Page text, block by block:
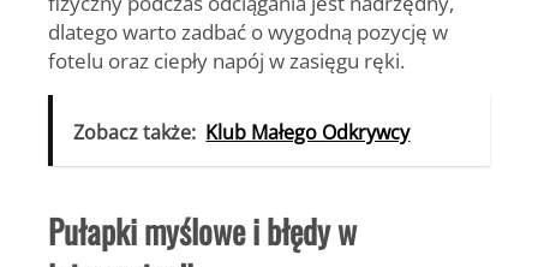
dlatego warto zadbać o wygodną pozycję w
fotelu oraz ciepły napój w zasięgu ręki.
Zobacz także: Klub Małego Odkrywcy
Pułapki myślowe i błędy w